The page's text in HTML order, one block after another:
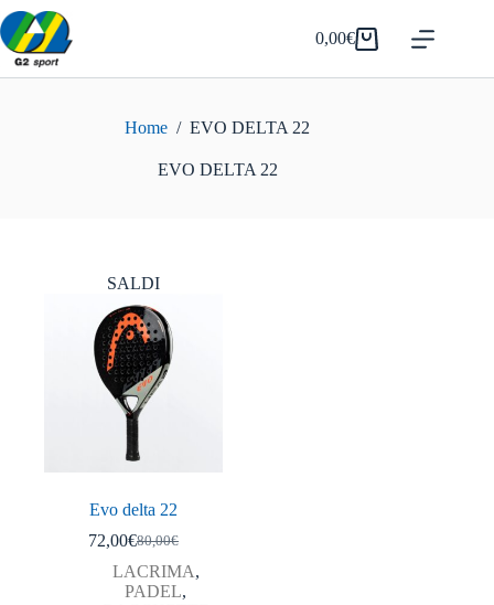
Salta
al
contenuto
Carrello
0,00€
Home / EVO DELTA 22
EVO DELTA 22
SALDI
Evo delta 22
80,00€
Il
prezzo
originale
72,00€Il
prezzo
attuale
LACRIMA,
PADEL,